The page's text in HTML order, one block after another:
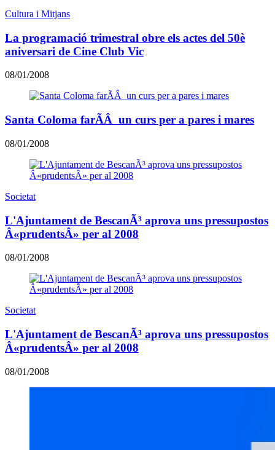
Cultura i Mitjans
La programació trimestral obre els actes del 50è
aniversari de Cine Club Vic
08/01/2008
Santa Coloma farÃÂ un curs per a pares i mares
08/01/2008
Societat
L'Ajuntament de BescanÃ³ aprova uns pressupostos
Â«prudentsÂ» per al 2008
08/01/2008
Societat
L'Ajuntament de BescanÃ³ aprova uns pressupostos
Â«prudentsÂ» per al 2008
08/01/2008